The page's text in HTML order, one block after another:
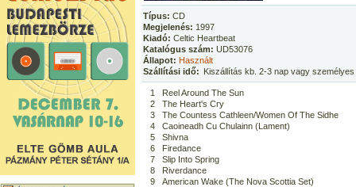
Típus: CD
Megjelenés: 1997
Kiadó: Celtic Heartbeat
Katalógus szám: UD53076
Állapot: Használt
Szállítási idő: Kiszállítás kb. 2-3 nap vagy
1
Reel Around The Sun
2
The Heart's Cry
3
The Countess Cathleen/Women Of The Sidhe
4
Caoineadh Cu Chulainn (Lament)
5
Shivna
6
Firedance
7
Slip Into Spring
8
Riverdance
9
American Wake (The Nova Scottia Set)